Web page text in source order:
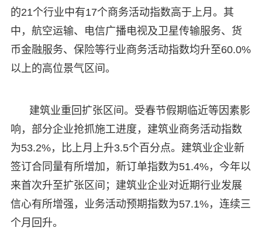
的21个行业中有17个商务活动指数高于上月。其
中，航空运输、电信广播电视及卫星传输服务、货
币金融服务、保险等行业商务活动指数均升至60.0%
以上的高位景气区间。
建筑业重回扩张区间。受春节假期临近等因素影
响，部分企业抢抓施工进度，建筑业商务活动指数
为53.2%，比上月上升3.5个百分点。建筑业企业新
签订合同量有所增加，新订单指数为51.4%，今年以
来首次升至扩张区间；建筑业企业对近期行业发展
信心有所增强，业务活动预期指数为57.1%，连续三
个月回升。